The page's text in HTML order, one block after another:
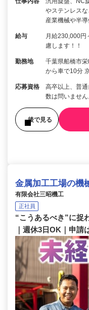
やステンレス
産業機械や半
給与
月給230,000
慮します！！
勤務地
千葉県船橋市
から車で10分
応募資格
高卒以上、普
数は問いません
後で見る
金属加工工場の機
有限会社三昭機工
正社員
“こうあるべき”に捉
｜週休3日OK｜申請